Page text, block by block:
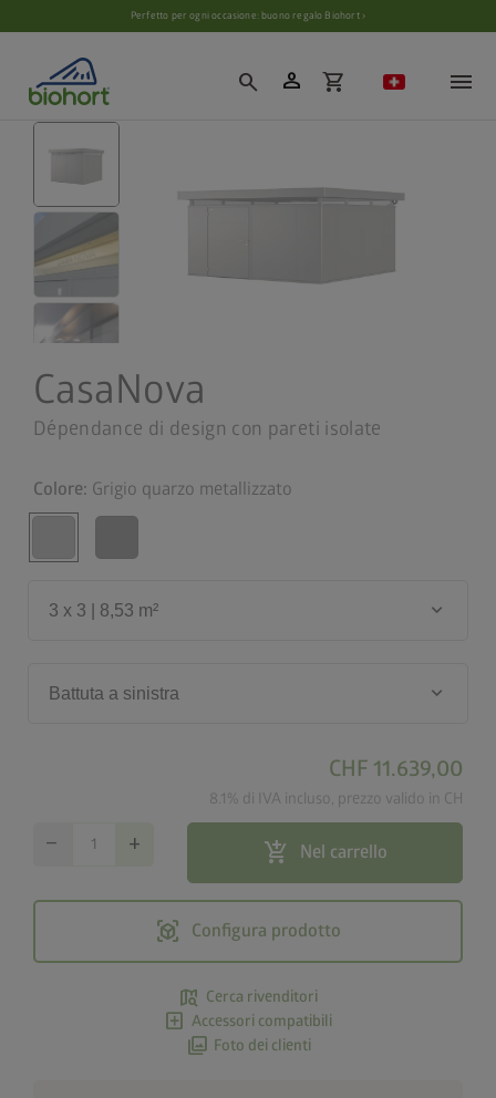
Impostazioni cookiePerfetto per ogni occasione: buono regalo Biohort ›
search person shopping_cart
CasaNova
Dépendance di design con pareti isolate
Colore: Grigio quarzo metallizzato
3 x 3 | 8,53 m² keyboard_arrow_down
Battuta a sinistra keyboard_arrow_down
CHF 11.639,00
8.1% di IVA incluso, prezzo valido in CH
remove add add_shopping_cart Nel carrello
view_in_ar Configura prodotto
map_search Cerca rivenditori
add_box Accessori compatibili
photo_library Foto dei clienti